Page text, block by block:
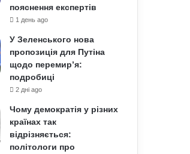
пояснення експертів
1 день ago
У Зеленського нова
пропозиція для Путіна
щодо перемир’я:
подробиці
2 дні ago
Чому демократія у різних
країнах так
відрізняється:
політологи про